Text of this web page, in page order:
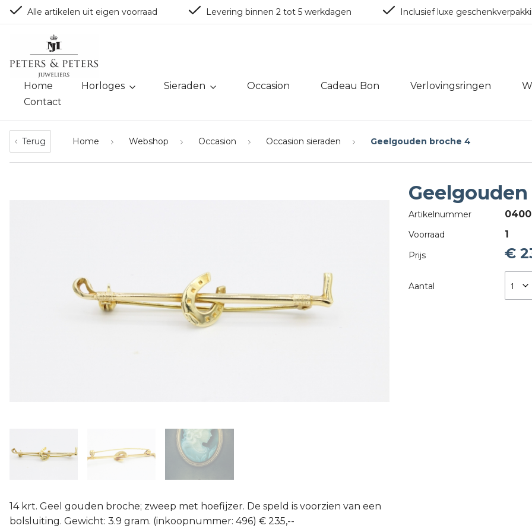
Alle artikelen uit eigen voorraad Levering binnen 2 tot 5 werkdagen Inclusief luxe
Home Horloges Sieraden Occasion Cadeau Bon Verlovingsringen
Contact
Terug Home Webshop Occasion Occasion sieraden Geelgouden broche 4
14 krt. Geel gouden broche; zweep met hoefijzer. De speld is voorzien van een
bolsluiting. Gewicht: 3.9 gram. (inkoopnummer: 496) € 235,--
Artikelnummer
Voorraad 1
Prijs €
Aantal